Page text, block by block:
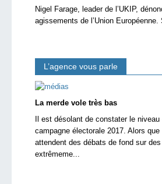
Nigel Farage, leader de l’UKIP,
agissements de l’Union Européenne.
L’agence vous parle
La merde vole très bas
Il est désolant de constater le
campagne électorale 2017. Alors
attendent des débats de fond sur
extrêmeme...